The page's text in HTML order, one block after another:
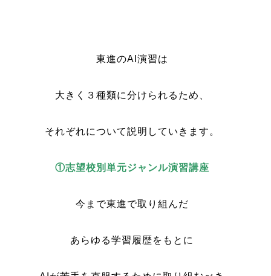
東進のAI演習は
大きく３種類に分けられるため、
それぞれについて説明していきます。
①志望校別単元ジャンル演習講座
今まで東進で取り組んだ
あらゆる学習履歴をもとに